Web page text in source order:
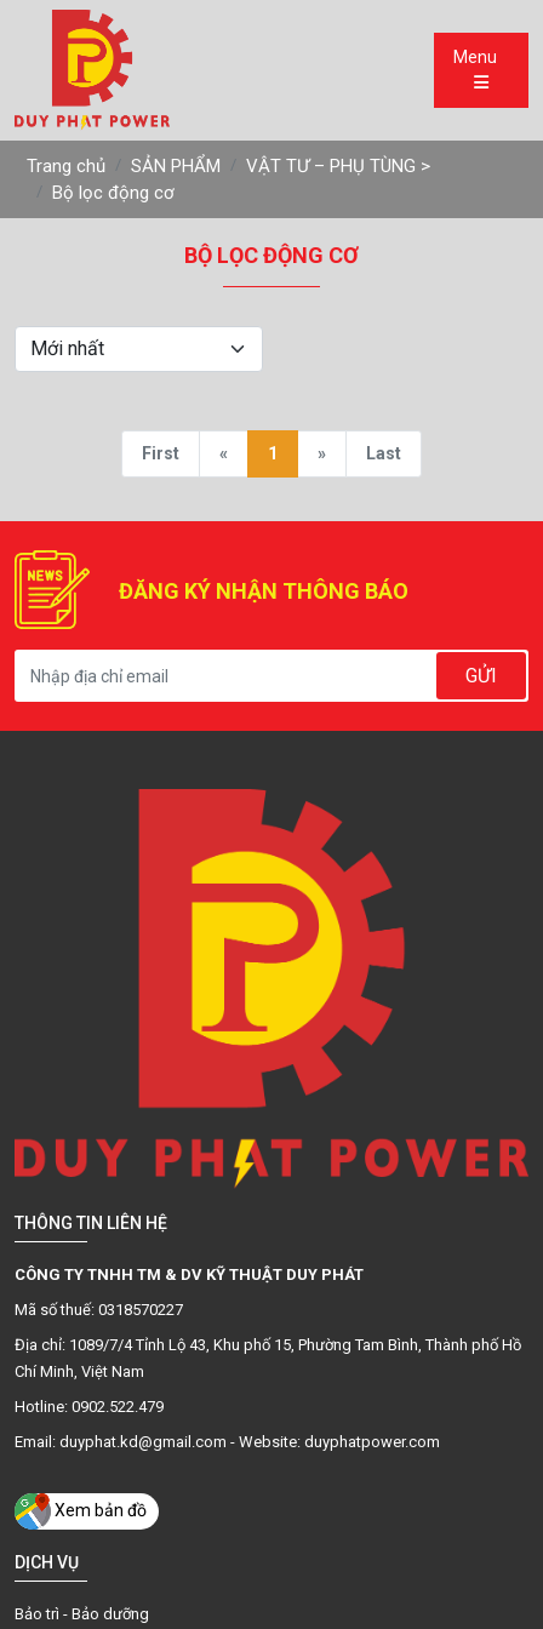
Menu
Trang chủ SẢN PHẨM
VẬT TƯ – PHỤ TÙNG >
Bộ lọc động cơ
BỘ LỌC ĐỘNG CƠ
First « 1 » Last
ĐĂNG KÝ NHẬN THÔNG BÁO
GỬI
THÔNG TIN LIÊN HỆ
CÔNG TY TNHH TM & DV KỸ THUẬT DUY PHÁT
Mã số thuế: 0318570227
Địa chỉ: 1089/7/4 Tỉnh Lộ 43, Khu phố 15, Phường Tam Bình, Thành phố Hồ
Chí Minh, Việt Nam
Hotline: 0902.522.479
Email: duyphat.kd@gmail.com - Website: duyphatpower.com
Xem bản đồ
DỊCH VỤ
Bảo trì - Bảo dưỡng